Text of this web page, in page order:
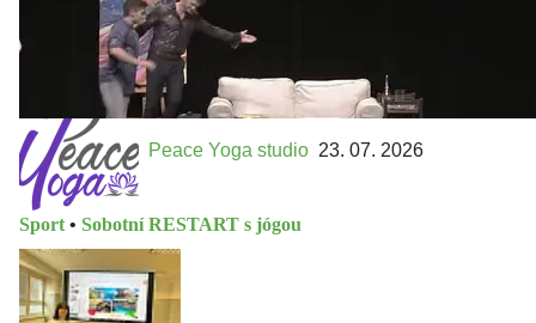
Peace Yoga studio 23. 07. 2026
Sport • Sobotní RESTART s jógou